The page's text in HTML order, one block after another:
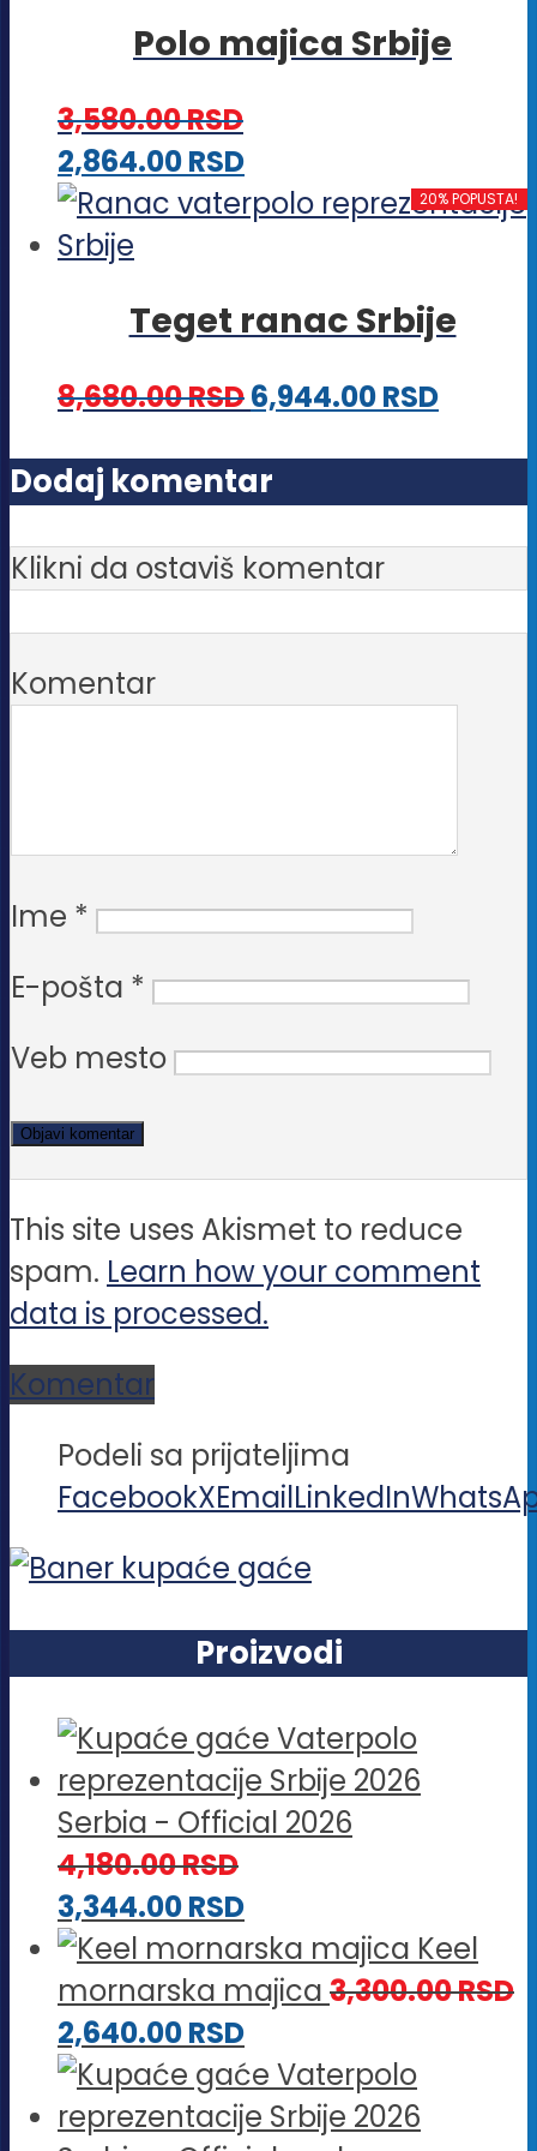
na
stranici
varijanti.
mogu
biti
izabrane
stranici
proizvoda.
Polo majica Srbije
3,580.00RSD
2,864.00RSDOvaj
proizvod
varijanti.
mogu
biti
izabrane
na
stranici
proizvoda.
20% POPUSTA!
Teget ranac Srbije
8,680.00RSD6,944.00RSD
Dodaj komentar
Klikni da ostaviš komentar
Komentar
Ime *
E-pošta *
Veb mesto
This site uses Akismet to reduce
spam. Learn how your comment
data is processed.
Komentar
Podeli sa prijateljima
FacebookXEmailLinkedIn
Proizvodi
Serbia - Official 2026
4,180.00RSD
3,344.00RSD
Keel
mornarska majica 3,300.00RSD
2,640.00RSD